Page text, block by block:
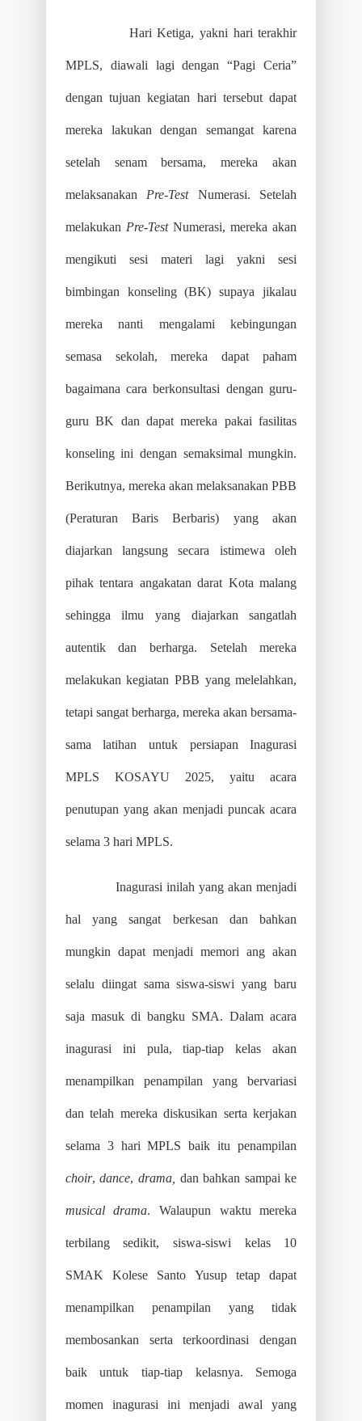
Hari Ketiga, yakni hari terakhir
MPLS, diawali lagi dengan “Pagi Ceria”
dengan tujuan kegiatan hari tersebut dapat
mereka lakukan dengan semangat karena
setelah senam bersama, mereka akan
melaksanakan Pre-TestNumerasi. Setelah
melakukan Pre-TestNumerasi, mereka akan
mengikuti sesi materi lagi yakni sesi
bimbingan konseling (BK) supaya jikalau
mereka nanti mengalami kebingungan
semasa sekolah, mereka dapat paham
bagaimana cara berkonsultasi dengan guru-
guru BK dan dapat mereka pakai fasilitas
konseling ini dengan semaksimal mungkin.
Berikutnya, mereka akan melaksanakan PBB
(Peraturan Baris Berbaris) yang akan
diajarkan langsung secara istimewa oleh
pihak tentara angakatan darat Kota malang
sehingga ilmu yang diajarkan sangatlah
autentik dan berharga. Setelah mereka
melakukan kegiatan PBB yang melelahkan,
tetapi sangat berharga, mereka akan bersama-
sama latihan untuk persiapan Inagurasi
MPLS KOSAYU 2025, yaitu acara
penutupan yang akan menjadi puncak acara
selama 3 hari MPLS.
Inagurasi inilah yang akan menjadi
hal yang sangat berkesan dan bahkan
mungkin dapat menjadi memori ang akan
selalu diingat sama siswa-siswi yang baru
saja masuk di bangku SMA. Dalam acara
inagurasi ini pula, tiap-tiap kelas akan
menampilkan penampilan yang bervariasi
dan telah mereka diskusikan serta kerjakan
selama 3 hari MPLS baik itu penampilan
choir, dance, drama, dan bahkan sampai ke
musical drama. Walaupun waktu mereka
terbilang sedikit, siswa-siswi kelas 10
SMAK Kolese Santo Yusup tetap dapat
menampilkan penampilan yang tidak
membosankan serta terkoordinasi dengan
baik untuk tiap-tiap kelasnya. Semoga
momen inagurasi ini menjadi awal yang